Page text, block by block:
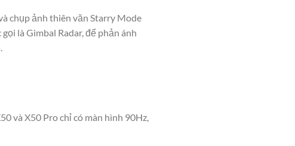
chụp ảnh thiên văn Starry Mode
là Gimbal Radar, để phản ánh
và X50 Pro chỉ có màn hình 90Hz,